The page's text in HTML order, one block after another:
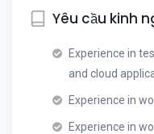
Yêu cầu kinh
Experience in
and cloud
Experience in
Experience in